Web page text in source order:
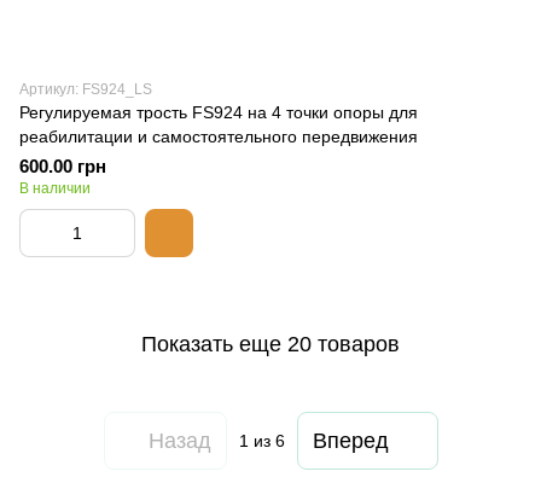
Артикул: FS924_LS
Регулируемая трость FS924 на 4 точки опоры для
реабилитации и самостоятельного передвижения
600.00 грн
В наличии
Показать еще 20 товаров
Назад 1 из 6 Вперед